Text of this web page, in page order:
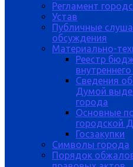
Регламент
Устав
Публичные
обсуждения
Материально-
Реестр
Сведения
Думой
города
Основные
городской
Госзакупки
Символы города
Порядок